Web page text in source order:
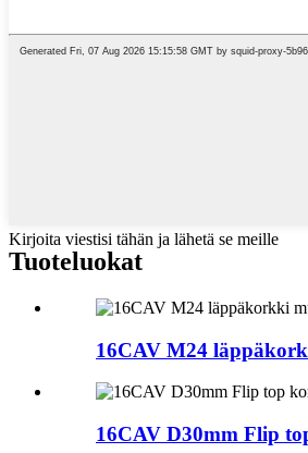
Kirjoita viestisi tähän ja lähetä se meille
Tuoteluokat
16CAV M24
16CAV D30mm Flip